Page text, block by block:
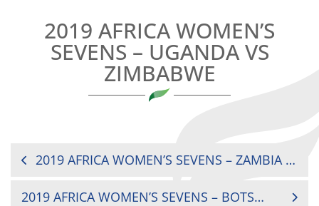
2019 AFRICA WOMEN’S
SEVENS – UGANDA VS
ZIMBABWE
NAVIGATION
2019 AFRICA WOMEN’S SEVENS – ZAMBIA VS SOUTH AFRICA
2019 AFRICA WOMEN’S SEVENS – BOTSWANA VS GHANA